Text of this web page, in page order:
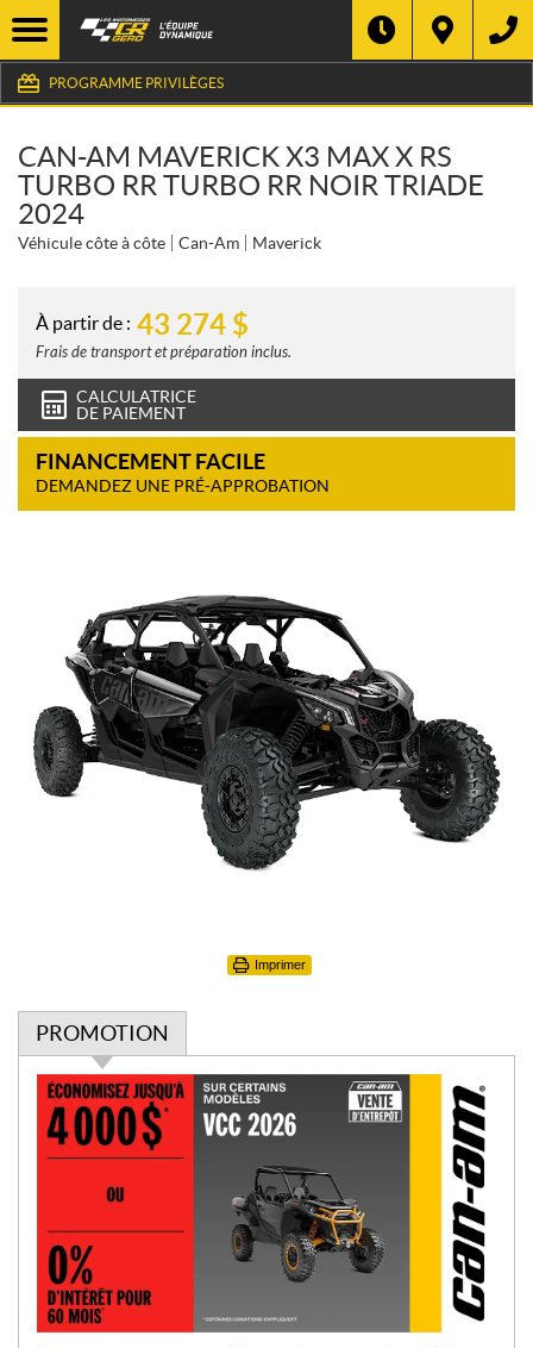
PROGRAMME PRIVILÈGES
CAN-AM MAVERICK X3 MAX X RS
TURBO RR TURBO RR NOIR TRIADE
2024
Véhicule côte à côte Can-Am Maverick
À partir de : 43 274 $
Frais de transport et préparation inclus.
CALCULATRICE
DE PAIEMENT
FINANCEMENT FACILE
DEMANDEZ UNE PRÉ-APPROBATION
Imprimer
PROMOTION
P
o
m
o
n